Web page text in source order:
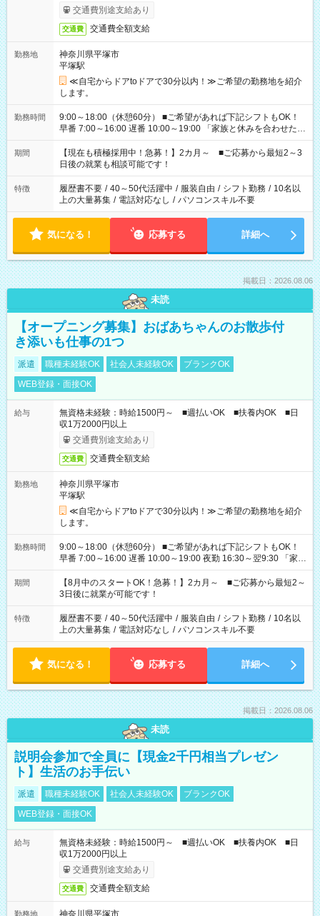
交通費別途支給あり
交通費 交通費全額支給
勤務地
神奈川県平塚市
平塚駅
≪自宅からドアtoドアで30分以内！≫ご希望の勤務地を紹介
します。
勤務時間
9:00～18:00（休憩60分） ■ご希望があれば下記シフトもOK！
早番 7:00～16:00 遅番 10:00～19:00 「家族と休みを合わせた
い」 「余裕を持って夕飯の準備がしたい」 「できれば残業はし
たくない」 など、ご希望を教えてくださいね。 ※Wワーク希望
の方へ 今ご覧のお仕事で希望する勤務時間と、もう1つのお仕事
の勤務時間。 合計で週40時間を超える場合は応募できません。
期間
【現在も積極採用中！急募！】2カ月～ ■ご応募から最短2～3
日後の就業も相談可能です！
特徴 履歴書不要 / 40～50代活躍中 / 服装自由 / シフト勤務 / 10名以
上の大量募集 / 電話対応なし / パソコンスキル不要
気になる！ 応募する 詳細へ
掲載日：2026.08.06
未読
【オープニング募集】おばあちゃんのお散歩付
き添いも仕事の1つ
派遣 職種未経験OK 社会人未経験OK
ブランクOK
WEB登録・面接OK
給与
無資格未経験：時給1500円～ ■週払いOK ■扶養内OK ■日
収1万2000円以上
交通費別途支給あり
交通費 交通費全額支給
勤務地
神奈川県平塚市
平塚駅
≪自宅からドアtoドアで30分以内！≫ご希望の勤務地を紹介
します。
勤務時間
9:00～18:00（休憩60分） ■ご希望があれば下記シフトもOK！
早番 7:00～16:00 遅番 10:00～19:00 夜勤 16:30～翌9:30 「家族
と休みを合わせたい」 「余裕を持って夕飯の準備がしたい」
「できれば残業はしたくない」 など、ご希望を教えてください
ね。 ※Wワーク希望の方へ 今ご覧のお仕事で希望する勤務時間
と、もう1つのお仕事の勤務時間。 合計で週40時間を超える場
合は応募できません。
期間
【8月中のスタートOK！急募！】2カ月～ ■ご応募から最短2～
3日後に就業が可能です！
特徴 履歴書不要 / 40～50代活躍中 / 服装自由 / シフト勤務 / 10名以
上の大量募集 / 電話対応なし / パソコンスキル不要
気になる！ 応募する 詳細へ
掲載日：2026.08.06
未読
説明会参加で全員に【現金2千円相当プレゼン
ト】生活のお手伝い
派遣 職種未経験OK 社会人未経験OK
ブランクOK
WEB登録・面接OK
給与
無資格未経験：時給1500円～ ■週払いOK ■扶養内OK ■日
収1万2000円以上
交通費別途支給あり
交通費 交通費全額支給
勤務地
神奈川県平塚市